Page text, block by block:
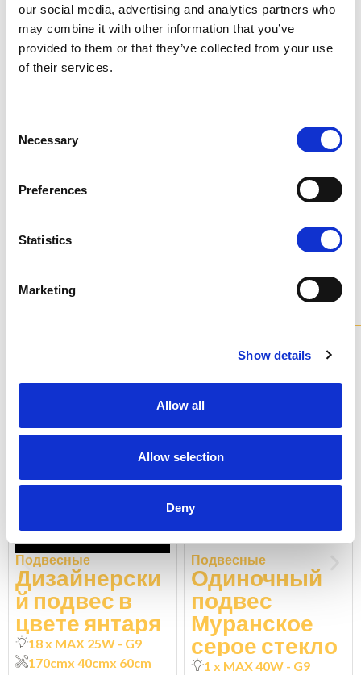
our social media, advertising and analytics partners who
may combine it with other information that you’ve
provided to them or that they’ve collected from your use
of their services.
Selection
Necessary
Preferences
Statistics
Marketing
Show details
Allow all
Allow selection
Deny
которые вы предпочитаете.
Модели из коллекции
Подвесные
Дизайнерски
й подвес в
цвете янтаря
18 x MAX 25W - G9
170cmx 40cmx 60cm
Подвесные
Одиночный
подвес
Муранское
серое стекло
1 x MAX 40W - G9